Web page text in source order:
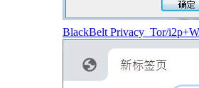
BlackBelt Privacy_Tor/